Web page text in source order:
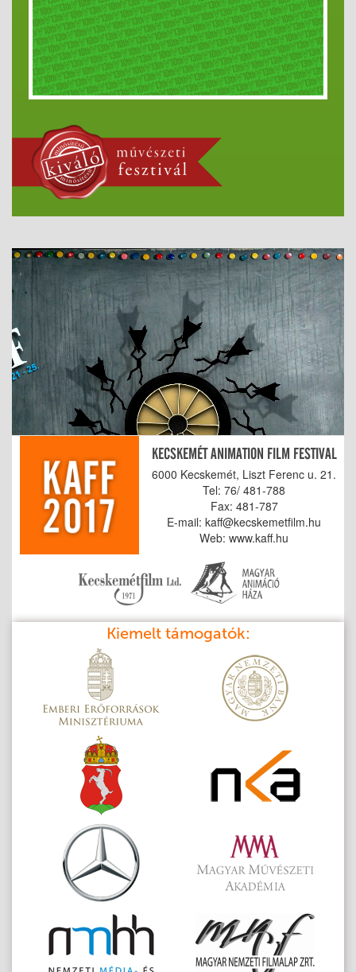
KECSKEMÉT ANIMATION FILM FESTIVAL
6000 Kecskemét, Liszt Ferenc u. 21.
Tel: 76/ 481-788
Fax: 481-787
E-mail: kaff@kecskemetfilm.hu
Web: www.kaff.hu
Kiemelt támogatók: